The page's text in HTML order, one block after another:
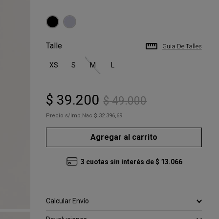
Talle
XS S M
Guia De Talles
$ 39.200 $ 49.000
Precio s/Imp.Nac $ 32.396,69
Agregar al carrito
3 cuotas sin interés de $ 13.066
Calcular Envío